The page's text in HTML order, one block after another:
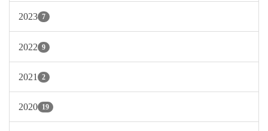
2023 7
2022 9
2021 2
2020 19